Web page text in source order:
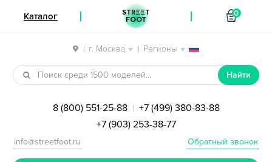
| г. Москва | Регионы
Перейти к навигации
Перейти к содержимому
Найти
8 (800) 551-25-88 | +7 (499) 380-83-88
+7 (903) 253-38-77
Обратный звонок
info@streetfoot.ru
Каталог STREET
FOOT
0